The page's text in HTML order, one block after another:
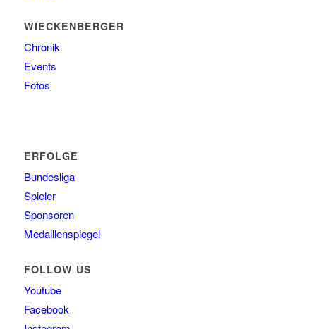
WIECKENBERGER
Chronik
Events
Fotos
ERFOLGE
Bundesliga
Spieler
Sponsoren
Medaillenspiegel
FOLLOW US
Youtube
Facebook